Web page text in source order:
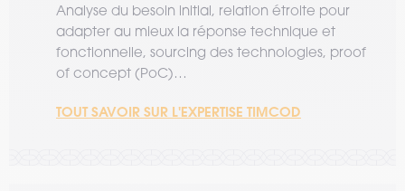
Analyse du besoin initial, relation étroite pour
adapter au mieux la réponse technique et
fonctionnelle, sourcing des technologies, proof
of concept (PoC)…
TOUT SAVOIR SUR L'EXPERTISE TIMCOD